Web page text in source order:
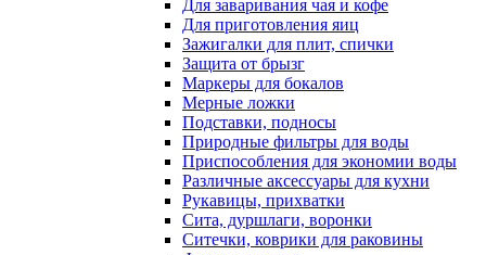
Для заваривания чая и кофе
Для приготовления яиц
Зажигалки для плит, спички
Защита от брызг
Маркеры для бокалов
Мерные ложки
Подставки, подносы
Природные фильтры для воды
Приспособления для экономии воды
Различные аксессуары для кухни
Рукавицы, прихватки
Сита, дуршлаги, воронки
Ситечки, коврики для раковины